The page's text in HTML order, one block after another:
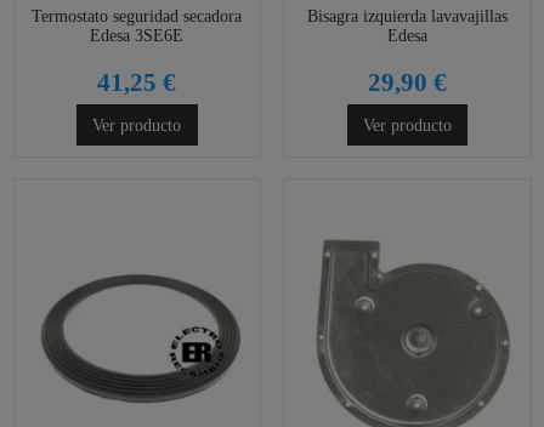
Termostato seguridad secadora
Edesa 3SE6E
41,25 €
Ver producto
Bisagra izquierda lavavajillas
Edesa
29,90 €
Ver producto